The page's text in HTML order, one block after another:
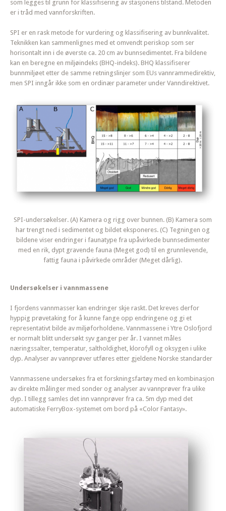
som legges til grunn for klassifisering av stasjonens tilstand. Metoden
er i tråd med vannforskriften.
SPI er en rask metode for vurdering og klassifisering av bunnkvalitet.
Teknikken kan sammenlignes med et omvendt periskop som ser
horisontalt inn i de øverste ca. 20 cm av bunnsedimentet. Fra bildene
kan en beregne en miljøindeks (BHQ-indeks). BHQ klassifiserer
bunnmiljøet etter de samme retningslinjer som EUs vannrammedirektiv,
men SPI inngår ikke som en ordinær parameter under Vanndirektivet.
SPI-undersøkelser. (A) Kamera og rigg over bunnen. (B) Kamera som
har trengt ned i sedimentet og bildet eksponeres. (C) Tegningen og
bildene viser endringer i faunatype fra upåvirkede bunnsedimenter
med en rik, dypt gravende fauna (Meget god) til en grunnlevende,
fattig fauna i påvirkede områder (Meget dårlig).
Undersøkelser i vannmassene
I fjordens vannmasser kan endringer skje raskt. Det kreves derfor
hyppig prøvetaking for å kunne fange opp endringene og gi et
representativt bilde av miljøforholdene. Vannmassene i Ytre Oslofjord
er normalt blitt undersøkt syv ganger per år. I vannet måles
næringssalter, temperatur, saltholdighet, klorofyll og oksygen i ulike
dyp. Analyser av vannprøver utføres etter gjeldene Norske standarder
Vannmassene undersøkes fra et forskningsfartøy med en kombinasjon
av direkte målinger med sonder og analyser av vannprøver fra ulike
dyp. I tillegg samles det inn vannprøver fra ca. 5m dyp med det
automatiske FerryBox-systemet om bord på «Color Fantasy».